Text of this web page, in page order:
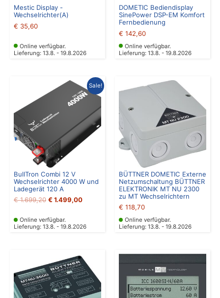
Mestic Display -
Wechselrichter(A)
€ 35,60
Online verfügbar.
Lieferung: 13.8. - 19.8.2026
DOMETIC Bediendisplay
SinePower DSP-EM Komfort
Fernbedienung
€ 142,60
Online verfügbar.
Lieferung: 13.8. - 19.8.2026
Sale!
BullTron Combi 12 V
Wechselrichter 4000 W und
Ladegerät 120 A
€1.699,20
Ursprünglicher
Preis
€ 1.699,20
€1.499,00
Aktueller
Preis
ist:
€ 1.499,00.
Online verfügbar.
Lieferung: 13.8. - 19.8.2026
BÜTTNER DOMETIC Externe
Netzumschaltung BÜTTNER
ELEKTRONIK MT NU 2300
zu MT Wechselrichtern
€ 118,70
Online verfügbar.
Lieferung: 13.8. - 19.8.2026